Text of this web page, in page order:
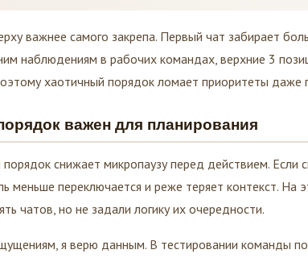
важнее самого закрепа. Первый чат забирает
наблюдениям в рабочих командах, верхние 3
хаотичный порядок ломает приоритеты даже
важен для планирования
снижает микропаузу перед действием. Если
меньше переключается и реже теряет контекст. На
я верю данным. В тестировании команды